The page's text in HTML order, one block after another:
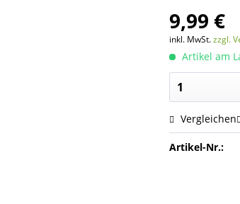
9,99 €
inkl. MwSt.zzgl.
Artikel am
Vergleichen
Artikel-Nr.: